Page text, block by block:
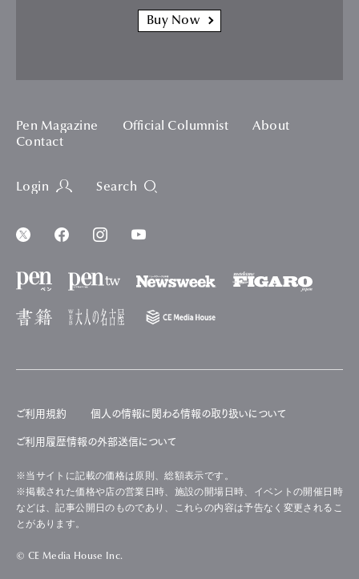
Buy Now
Pen Magazine Official Columnist
About
Contact
Login Search
ご利用規約 個人の情報に関わる情報の取り扱いについて
ご利用履歴情報の外部送信について
※当サイトに記載の価格は原則、総額表示です。
※掲載された価格や店の営業日時、施設の開場日時、イベントの開催日時
などは、記事公開日のものであり、これらの内容は予告なく変更されるこ
とがあります。
© CE Media House Inc.